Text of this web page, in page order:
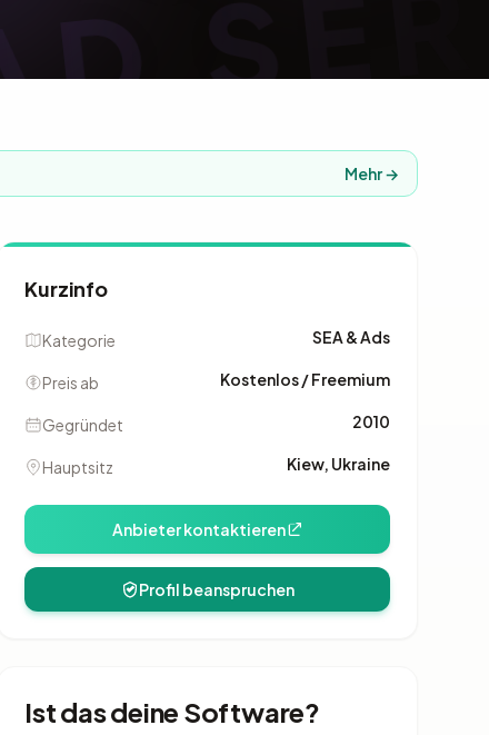
Mehr →
Kurzinfo
Kategorie SEA & Ads
Preis ab Kostenlos / Freemium
Gegründet 2010
Hauptsitz Kiew, Ukraine
Anbieter kontaktieren
Profil beanspruchen
Ist das deine Software?